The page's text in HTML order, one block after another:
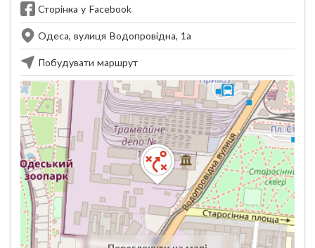
Сторінка у Facebook
Одеса, вулиця Водопровідна, 1а
Побудувати маршрут